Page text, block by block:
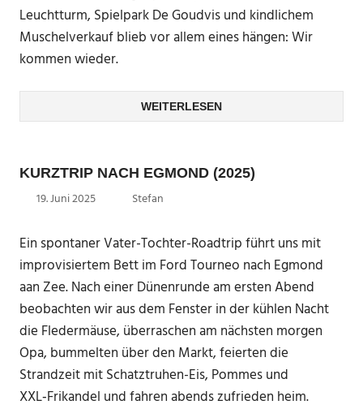
Leuchtturm, Spielpark De Goudvis und kindlichem
Muschelverkauf blieb vor allem eines hängen: Wir
kommen wieder.
WEITERLESEN
KURZTRIP NACH EGMOND (2025)
19. Juni 2025 Stefan
Ein spontaner Vater-Tochter-Roadtrip führt uns mit
improvisiertem Bett im Ford Tourneo nach Egmond
aan Zee. Nach einer Dünenrunde am ersten Abend
beobachten wir aus dem Fenster in der kühlen Nacht
die Fledermäuse, überraschen am nächsten morgen
Opa, bummelten über den Markt, feierten die
Strandzeit mit Schatztruhen-Eis, Pommes und
XXL‑Frikandel und fahren abends zufrieden heim.